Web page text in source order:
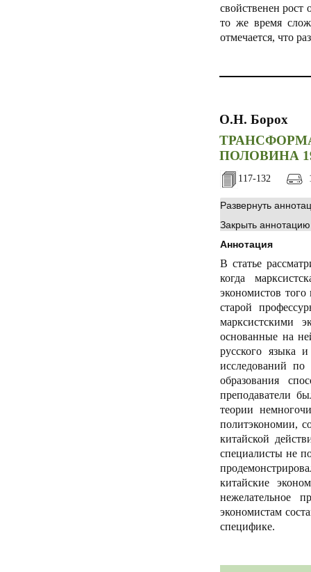
свойственен рост
то же время
отмечается, что
О.Н. Борох
ПОЛОВИНА
117-132
Развернуть
Закрыть аннотацию
Аннотация
В статье
когда
экономистов
старой
марксистскими
основанные на
русского языка
исследований по
образования
преподаватели
теории
политэкономии,
китайской
специалисты не
китайские
нежелательное
экономистам
специфике.